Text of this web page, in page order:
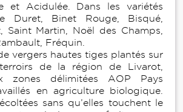
et Acidulée. Dans les variétés
Duret, Binet Rouge, Bisqué,
Saint Martin, Noël des Champs,
Fréquin.
vergers hautes tiges plantés sur
de la région de Livarot,
zones délimitées AOP Pays
en agriculture biologique.
sans qu’elles touchent le